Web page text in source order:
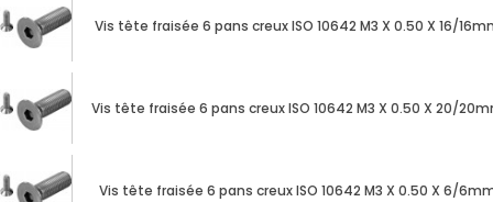
CAD/3D
Nos
marques
Fiches
techniques
Vis tête fraisée 6 pans creux ISO 10642 M3 X 0.50 X 16/
Vis tête fraisée 6 pans creux ISO 10642 M3 X 0.50 X 20/
Vis tête fraisée 6 pans creux ISO 10642 M3 X 0.50 X 6/6mm